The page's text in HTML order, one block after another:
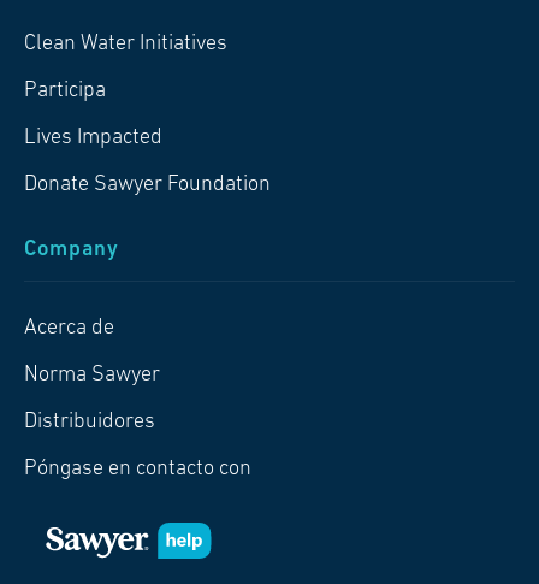
Clean Water Initiatives
Participa
Lives Impacted
Donate Sawyer Foundation
Company
Acerca de
Norma Sawyer
Distribuidores
Póngase en contacto con